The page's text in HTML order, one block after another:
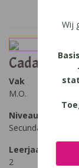
Cadans 2
Vak
M.O.
Niveau
Secundair
Leerjaar
2
Wij